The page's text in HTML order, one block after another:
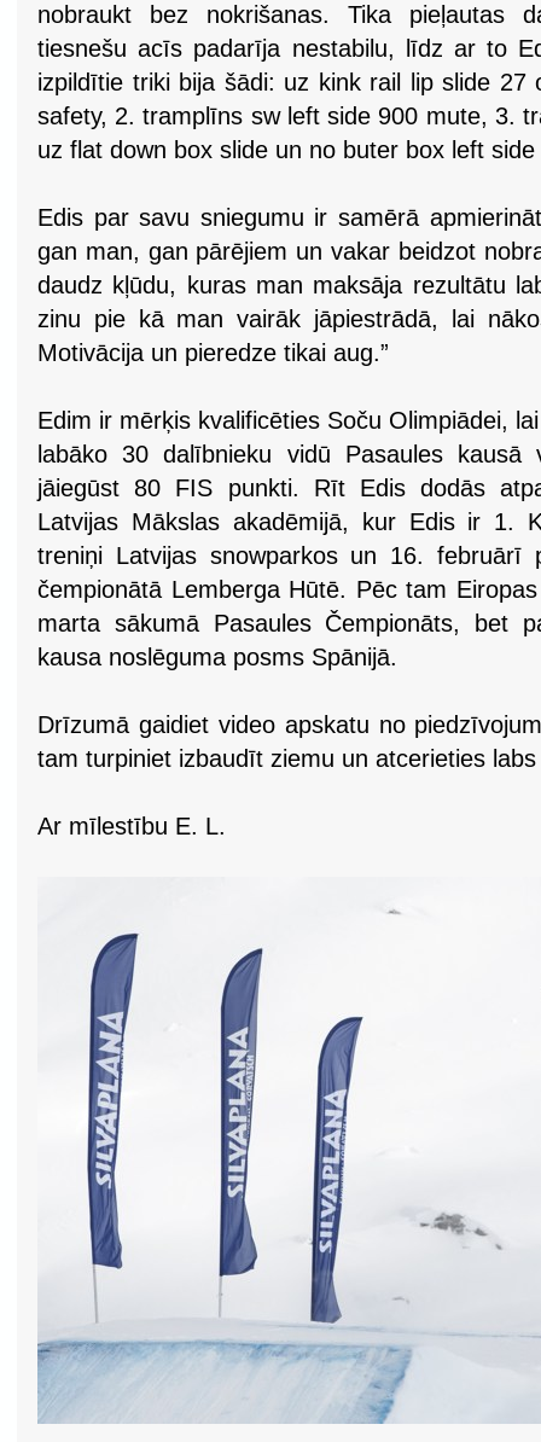
nobraukt bez nokrišanas. Tika pieļautas
tiesnešu acīs padarīja nestabilu, līdz ar to
izpildītie triki bija šādi: uz kink rail lip slide
safety, 2. tramplīns sw left side 900 mute, 3.
uz flat down box slide un no buter box left
Edis par savu sniegumu ir samērā
gan man, gan pārējiem un vakar beidzot
daudz kļūdu, kuras man maksāja rezultātu
zinu pie kā man vairāk jāpiestrādā, lai
Motivācija un pieredze tikai aug.”
Edim ir mērķis kvalificēties Soču Olimpiādei,
labāko 30 dalībnieku vidū Pasaules kausā
jāiegūst 80 FIS punkti. Rīt Edis dodās
Latvijas Mākslas akadēmijā, kur Edis ir 1.
treniņi Latvijas snowparkos un 16. februārī
čempionātā Lemberga Hūtē. Pēc tam
marta sākumā Pasaules Čempionāts, bet
kausa noslēguma posms Spānijā.
Drīzumā gaidiet video apskatu no
tam turpiniet izbaudīt ziemu un atcerieties
Ar mīlestību E. L.